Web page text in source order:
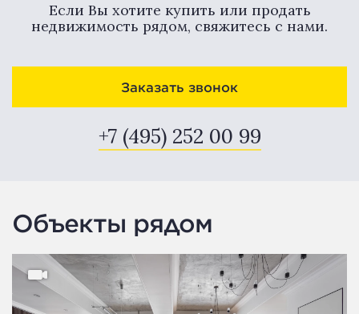
Если Вы хотите купить или продать
недвижимость рядом, свяжитесь с нами.
Заказать звонок
+7 (495) 252 00 99
Объекты рядом